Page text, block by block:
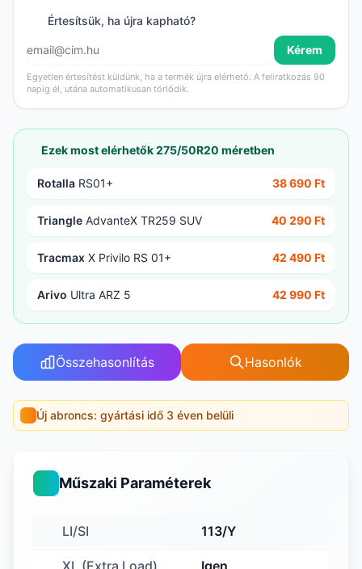
Értesítsük, ha újra kapható?
Kérem
Egyetlen értesítést küldünk, ha a termék újra elérhető. A feliratkozás 90
napig él, utána automatikusan törlődik.
Ezek most elérhetők 275/50R20 méretben
Rotalla RS01+ 38 690 Ft
Triangle AdvanteX TR259 SUV 40 290 Ft
Tracmax X Privilo RS 01+ 42 490 Ft
Arivo Ultra ARZ 5 42 990 Ft
Összehasonlítás Hasonlók
Új abroncs: gyártási idő 3 éven belüli
Műszaki Paraméterek
LI/SI 113/Y
XL (Extra Load) Igen